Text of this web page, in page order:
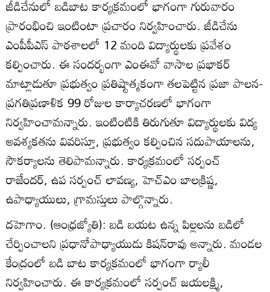
జీడిచేనులో బడిబాట కార్యక్రమంలో భాగంగా గురువారం
ప్రారంభించి ఇంటింటా ప్రచారం నిర్వహించారు. జీడిచేను
ఎంపీపీఎస్‌ పాఠశాలలో 12 మంది విద్యార్థులకు ప్రవేశం
కల్పించారు. ఈ సందర్భంగా ఎంఈవో వాసాల ప్రభాకర్‌
మాట్లాడుతూ ప్రభుత్వం ప్రతిష్టాత్మకంగా తలపెట్టిన ప్రజా పాలన-
ప్రగతిప్రణాళిక 99 రోజుల కార్యాచరణలో భాగంగా
నిర్వహించామన్నారు. ఇంటింటికి తిరుగుతూ విద్యార్థులకు విద్య
అవశ్యకతను వివరిస్తూ, ప్రభుత్వం కల్పించిన సదుపాయాలను,
సౌకర్యాలను తెలిపామన్నారు. కార్యక్రమంలో సర్పంచ్‌
రాజేందర్‌, ఉప సర్పంచ్‌ లావణ్య, హెచ్‌ఎం బాలక్రిష్ణ,
ఉపాధ్యాయులు, గ్రామస్తులు పాల్గొన్నారు.
దహెగాం. (ఆంధ్రజ్యోతి): బడి బయట ఉన్న పిల్లలను బడిలో
చేర్పించాలని ప్రధానోపాధ్యాయుడు కిషన్‌రావు అన్నారు. మండల
కేంద్రంలో బడి బాట కార్యక్రమంలో భాగంగా ర్యాలీ
నిర్వహించారు. ఈ కార్యక్రమంలో సర్పంచ్‌ జయలక్ష్మి,